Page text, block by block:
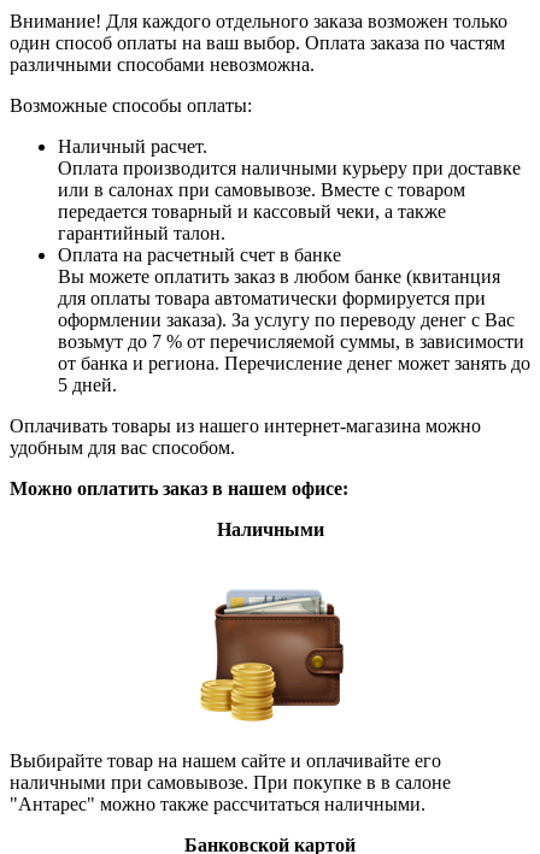
Внимание! Для каждого отдельного заказа возможен только
один способ оплаты на ваш выбор. Оплата заказа по частям
различными способами невозможна.
Возможные способы оплаты:
Наличный расчет.
Оплата производится наличными курьеру при доставке
или в салонах при самовывозе. Вместе с товаром
передается товарный и кассовый чеки, а также
гарантийный талон.
Оплата на расчетный счет в банке
Вы можете оплатить заказ в любом банке (квитанция
для оплаты товара автоматически формируется при
оформлении заказа). За услугу по переводу денег с Вас
возьмут до 7 % от перечисляемой суммы, в зависимости
от банка и региона. Перечисление денег может занять до
5 дней.
Оплачивать товары из нашего интернет-магазина можно
удобным для вас способом.
Можно оплатить заказ в нашем офисе:
Наличными
Выбирайте товар на нашем сайте и оплачивайте его
наличными при самовывозе. При покупке в в салоне
"Антарес" можно также рассчитаться наличными.
Банковской картой